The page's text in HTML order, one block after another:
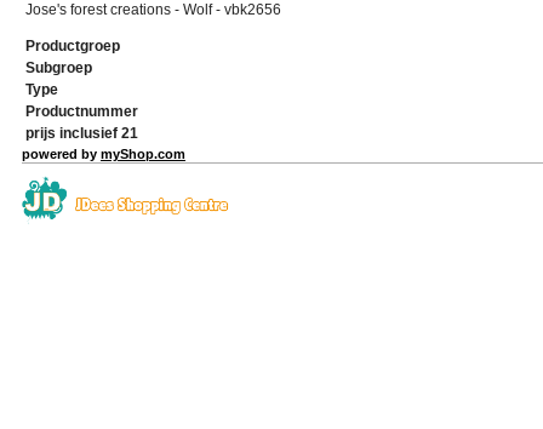
Jose's forest creations - Wolf - vbk2656
Productgroep
Subgroep
Type
Productnummer
prijs inclusief 21
powered by myShop.com